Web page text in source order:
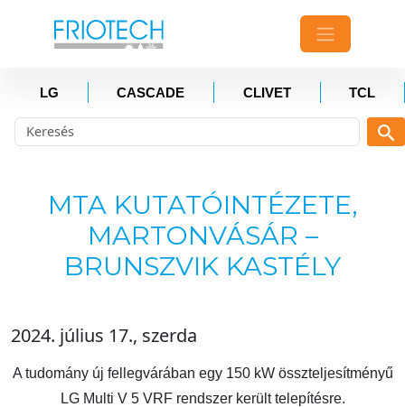
LG CASCADE CLIVET TCL
MTA KUTATÓINTÉZETE,
MARTONVÁSÁR –
BRUNSZVIK KASTÉLY
2024. július 17., szerda
A tudomány új fellegvárában egy 150 kW összteljesítményű
LG Multi V 5 VRF rendszer került telepítésre.